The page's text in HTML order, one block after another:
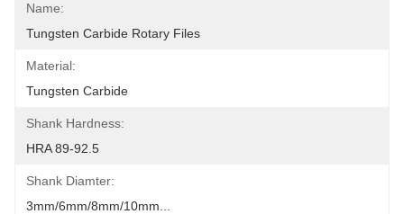
Name:
Tungsten Carbide Rotary Files
Material:
Tungsten Carbide
Shank Hardness:
HRA 89-92.5
Shank Diamter:
3mm/6mm/8mm/10mm...